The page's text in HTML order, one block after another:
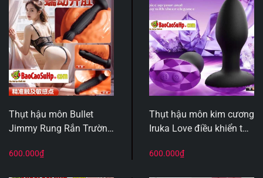
Thụt hậu môn Bullet
Jimmy Rung Rắn Trườn
& Tuyến Tiền Liệt
600.000₫
Thụt hậu môn kim cương
Iruka Love điều khiển từ
600.000₫